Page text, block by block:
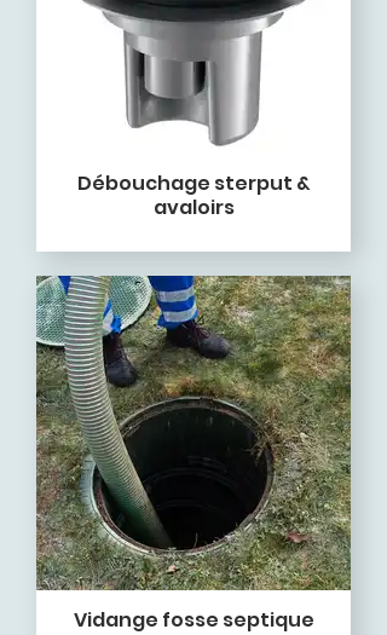
Débouchage sterput &
avaloirs
Vidange fosse septique